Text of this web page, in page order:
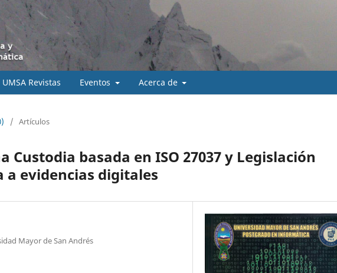
UMSA Revistas Eventos Acerca de
/ Artículos
Custodia basada en ISO 27037 y Legislación
evidencias digitales
Mayor de San Andrés